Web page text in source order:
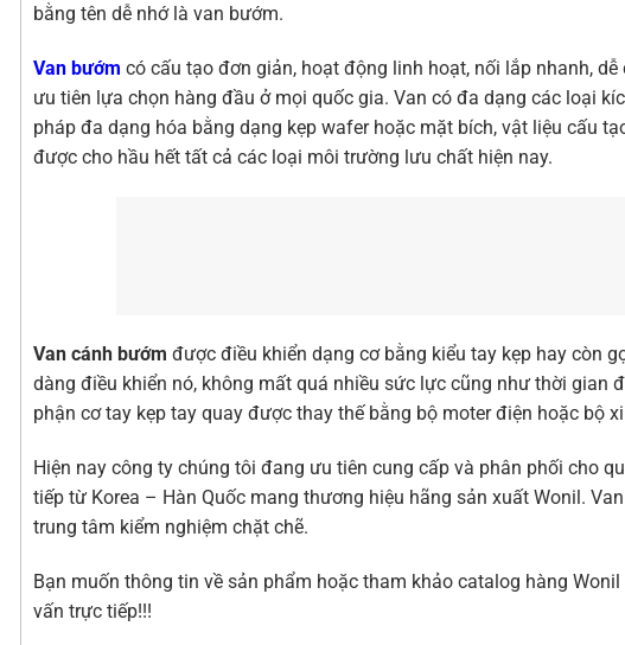
bằng tên dễ nhớ là van bướm.
Van bướm có cấu tạo đơn giản, hoạt động linh hoạt, nối lắp nhanh,
ưu tiên lựa chọn hàng đầu ở mọi quốc gia. Van có đa dạng các loại
pháp đa dạng hóa bằng dạng kẹp wafer hoặc mặt bích, vật liệu cấu
được cho hầu hết tất cả các loại môi trường lưu chất hiện nay.
Van cánh bướm được điều khiển dạng cơ bằng kiểu tay kẹp hay còn
dàng điều khiển nó, không mất quá nhiều sức lực cũng như thời gian
phận cơ tay kẹp tay quay được thay thế bằng bộ moter điện hoặc bộ
Hiện nay công ty chúng tôi đang ưu tiên cung cấp và phân phối cho
tiếp từ Korea – Hàn Quốc mang thương hiệu hãng sản xuất Wonil.
trung tâm kiểm nghiệm chặt chẽ.
Bạn muốn thông tin về sản phẩm hoặc tham khảo catalog hàng
vấn trực tiếp!!!